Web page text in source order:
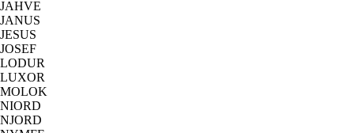
JAHVE
JANUS
JESUS
JOSEF
LODUR
LUXOR
MOLOK
NIORD
NJORD